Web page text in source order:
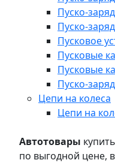
Пуско-
Пуско-
Пусковое
Пусковые
Пусковые
Пуско-
Цепи на колеса
Цепи на
Автотовары
по выгодной цене,